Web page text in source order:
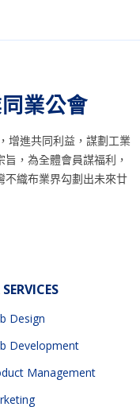
業公會
增進共同利益，謀劃工業
，為全體會員謀福利，
不織布業界勾劃出未來廿
Design
Development
Management